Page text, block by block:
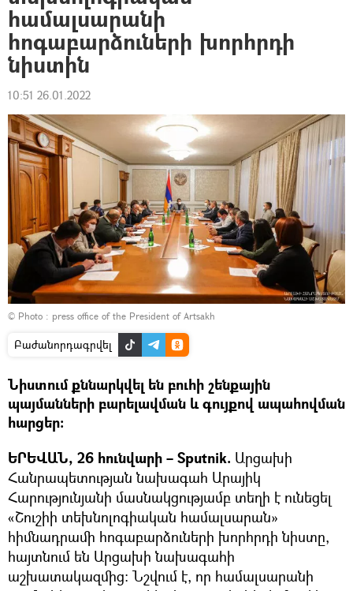
համալսարանի
հոգաբարձուների խորհրդի
նիստին
10:51 26.01.2022
© Photo : press office of the President of Artsakh
Բաժանորդագրվել
Նիստում քննարկվել են բուհի շենքային
պայմանների բարելավման և գույքով ապահովման
հարցեր:
ԵՐԵՎԱՆ, 26 հունվարի – Sputnik. Արցախի
Հանրապետության նախագահ Արայիկ
Հարությունյանի մասնակցությամբ տեղի է ունեցել
«Շուշիի տեխնոլոգիական համալսարան»
հիմնադրամի հոգաբարձուների խորհրդի նիստը,
հայտնում են Արցախի նախագահի
աշխատակազմից: Նշվում է, որ համալսարանի